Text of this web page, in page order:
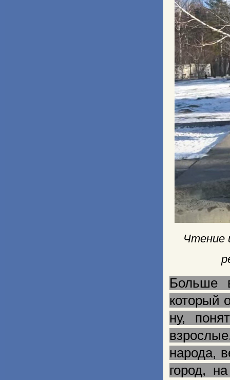
Чтение
Больше
который
ну,
народа,
город,